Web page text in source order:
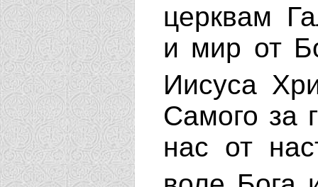
церквам
и мир от
Иисуса
Самого за
нас от